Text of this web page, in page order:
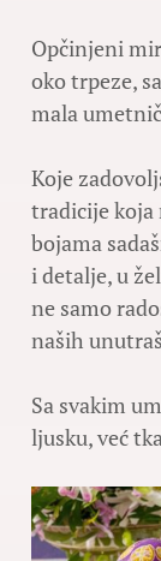
Opčinjeni
oko trpeze,
mala
Koje
tradicije koja
bojama
i detalje, u
ne samo
naših
Sa svakim
ljusku, već